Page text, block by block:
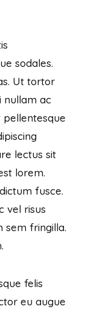
sodales.
Ut tortor
nullam ac
lectus sit
lorem.
fusce.
vel risus
sem fringilla.
felis
eu augue